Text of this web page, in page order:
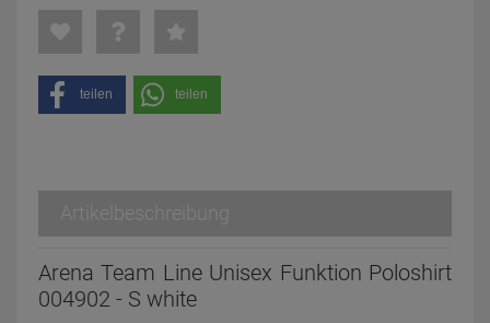
teilen teilen
Artikelbeschreibung
Arena Team Line Unisex Funktion Poloshirt
004902 - S white